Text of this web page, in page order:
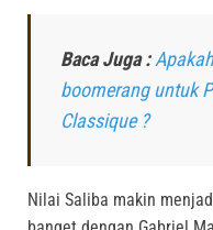
Baca Juga :
boomerang untuk
Classique ?
Nilai Saliba makin